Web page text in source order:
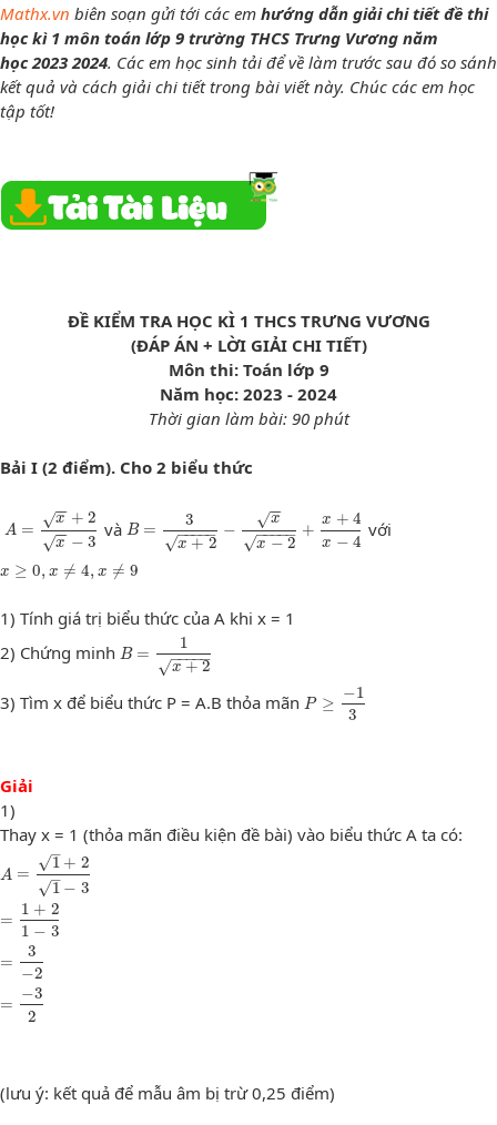
Mathx.vn biên soạn gửi tới các em hướng dẫn giải chi tiết đề thi
học kì 1 môn toán lớp 9 trường THCS Trưng Vương năm
học 2023 2024. Các em học sinh tải để về làm trước sau đó so sánh
kết quả và cách giải chi tiết trong bài viết này. Chúc các em học
tập tốt!
ĐỀ KIỂM TRA HỌC KÌ 1 THCS TRƯNG VƯƠNG
(ĐÁP ÁN + LỜI GIẢI CHI TIẾT)
Môn thi: Toán lớp 9
Năm học: 2023 - 2024
Thời gian làm bài: 90 phút
Bải I (2 điểm). Cho 2 biểu thức
A =
x
−
−
√ + 2
x
−
−
√ − 3
A +2x−3 và B =
3
x +2
− −
−−−
√
−
x
−
−
√
x −2
− −
−−−
√
+
x + 4
x − 4
B= 2− x+4x với
x ≥ 0, x ≠ 4, x ≠ 9
≠ x
1) Tính giá trị biểu thức của A khi x = 1
2) Chứng minh B =
1
x +2
− −
−−−
√
B=
3) Tìm x để biểu thức P = A.B thỏa mãn P ≥
−1
3
P≥ 13
Giải
1)
Thay x = 1 (thỏa mãn điều kiện đề bài) vào biểu thức A ta có:
A =
1
–
√ + 2
1
–
√ − 3
=
1 + 2
1 − 3
=
3
−2
=
−3
2
A +21− 3=
(lưu ý: kết quả để mẫu âm bị trừ 0,25 điểm)